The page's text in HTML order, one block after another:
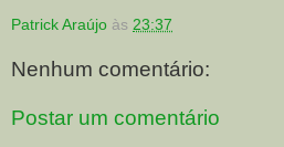
Patrick Araújo às 23:37
Nenhum comentário:
Postar um comentário